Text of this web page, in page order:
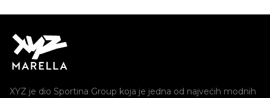
XYZ je dio Sportina Group koja je jedna od najvećih modnih